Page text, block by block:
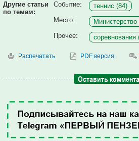
Другие статьи
по темам:
Событие:
теннис (84)
Место:
Прочее:
соревнования
Распечатать PDF версия
Оставить